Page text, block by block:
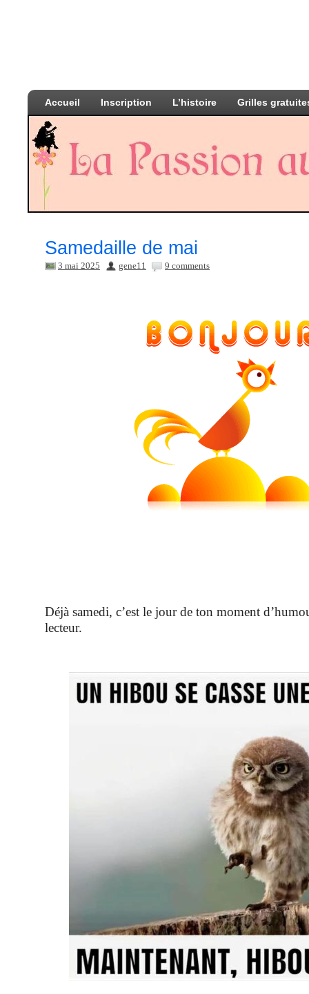
Accueil Inscription L’histoire Grilles
Samedaille de mai
3 mai 2025 gene11 9 comments
Déjà samedi, c’est le jour de ton moment
lecteur.